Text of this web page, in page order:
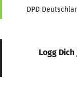
DPD
Logg